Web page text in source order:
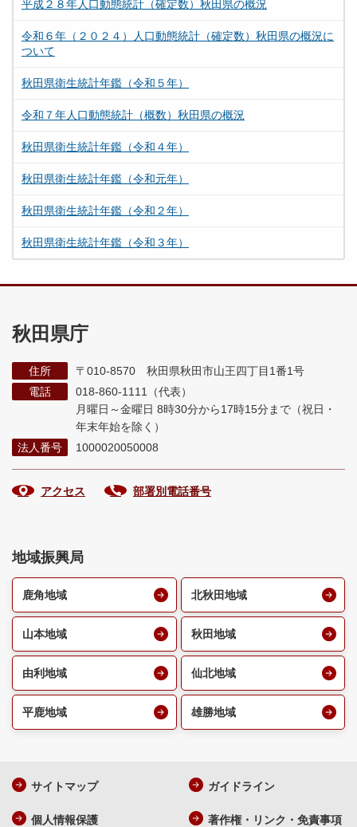
平成２８年人口動態統計（確定数）秋田県の概況
令和６年（２０２４）人口動態統計（確定数）秋田県の概況に
ついて
秋田県衛生統計年鑑（令和５年）
令和７年人口動態統計（概数）秋田県の概況
秋田県衛生統計年鑑（令和４年）
秋田県衛生統計年鑑（令和元年）
秋田県衛生統計年鑑（令和２年）
秋田県衛生統計年鑑（令和３年）
秋田県庁
住所
〒010-8570 秋田県秋田市山王四丁目1番1号
電話
018-860-1111（代表）
月曜日～金曜日 8時30分から17時15分まで （祝日・
年末年始を除く）
法人番号
1000020050008
アクセス 部署別電話番号
地域振興局
鹿角地域 北秋田地域
山本地域 秋田地域
由利地域 仙北地域
平鹿地域 雄勝地域
サイトマップ ガイドライン
個人情報保護 著作権・リンク・免責事項